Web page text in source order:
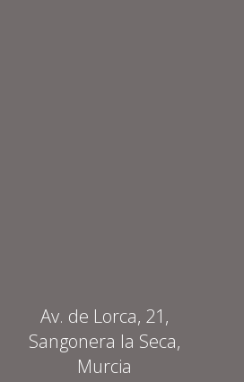
Av. de Lorca, 21,
Sangonera la Seca,
Murcia